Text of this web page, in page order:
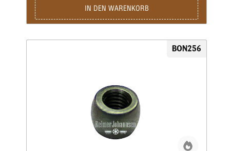
IN DEN WARENKORB
BON256